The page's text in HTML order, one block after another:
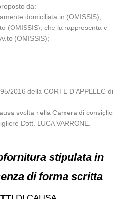
da:
domiciliata in (OMISSIS),
(OMISSIS), che la rappresenta e
(OMISSIS);
2016 della CORTE D’APPELLO di
svolta nella Camera di consiglio
Dott. LUCA VARRONE.
stipulata in
di forma scritta